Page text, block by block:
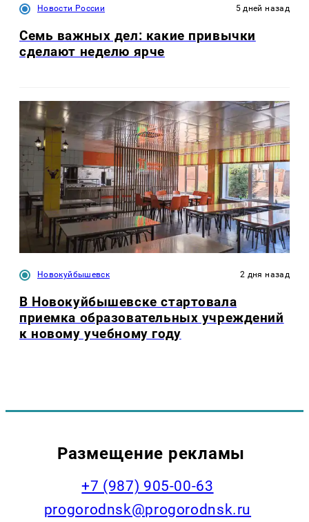
Новости России 5 дней назад
Семь важных дел: какие привычки
сделают неделю ярче
Новокуйбышевск 2 дня назад
В Новокуйбышевске стартовала
приемка образовательных учреждений
к новому учебному году
Размещение рекламы
+7 (987) 905-00-63
progorodnsk@progorodnsk.ru